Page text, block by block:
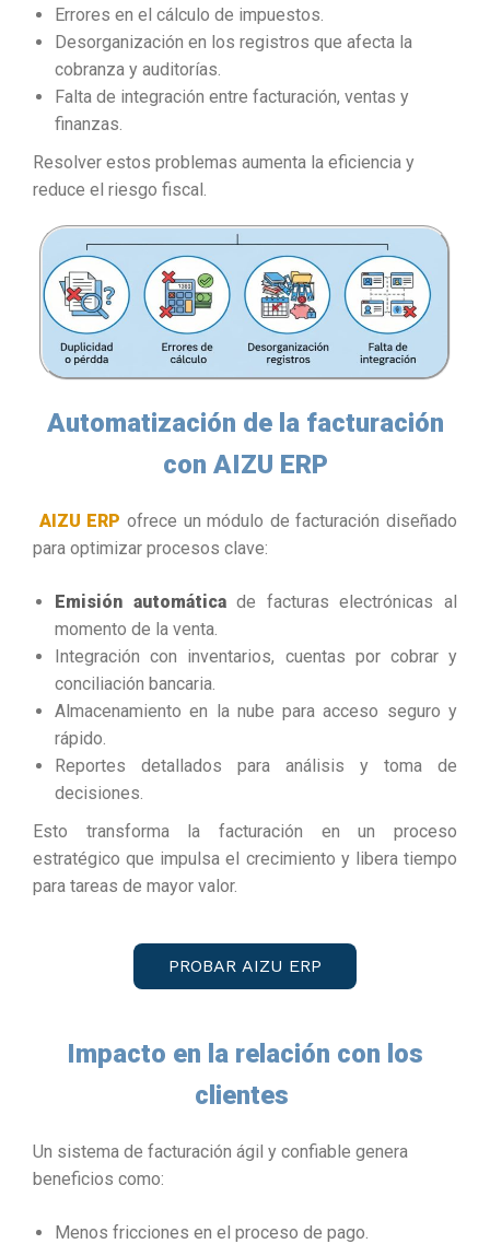
Errores en el cálculo de impuestos.
Desorganización en los registros que afecta la
cobranza y auditorías.
Falta de integración entre facturación, ventas y
finanzas.
Resolver estos problemas aumenta la eficiencia y
reduce el riesgo fiscal.
Automatización de la facturación
con AIZU ERP
AIZU ERP ofrece un módulo de facturación diseñado
para optimizar procesos clave:
Emisión automáticade facturas electrónicas al
momento de la venta.
Integración con inventarios, cuentas por cobrar y
conciliación bancaria.
Almacenamiento en la nube para acceso seguro y
rápido.
Reportes detallados para análisis y toma de
decisiones.
Esto transforma la facturación en un proceso
estratégico que impulsa el crecimiento y libera tiempo
para tareas de mayor valor.
PROBAR AIZU ERP
Impacto en la relación con los
clientes
Un sistema de facturación ágil y confiable genera
beneficios como:
Menos fricciones en el proceso de pago.